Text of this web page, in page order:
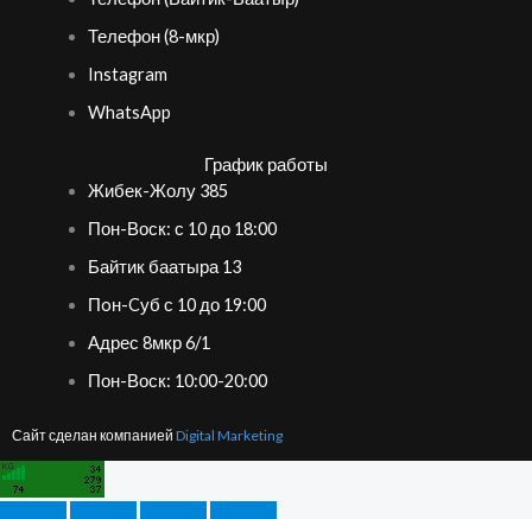
Телефон (8-мкр)
Instagram
WhatsApp
График работы
Жибек-Жолу 385
Пон-Воск: с 10 до 18:00
Байтик баатыра 13
Пoн-Cуб с 10 до 19:00
Адрес 8мкр 6/1
Пон-Воск: 10:00-20:00
Сайт сделан компанией Digital Marketing